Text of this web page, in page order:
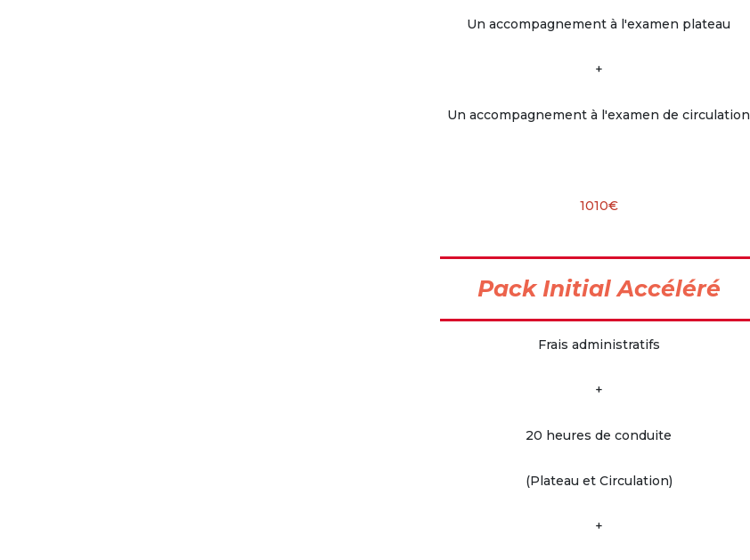
Un accompagnement à l'examen plateau
+
Un accompagnement à l'examen de circulation
1010€
Pack Initial Accéléré
Frais administratifs
+
20 heures de conduite
(Plateau et Circulation)
+